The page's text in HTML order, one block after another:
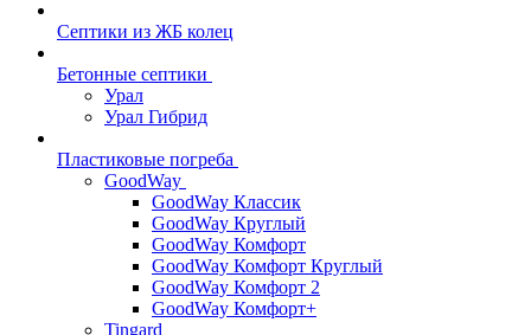
Септики из ЖБ колец
Бетонные септики
Урал
Урал Гибрид
Пластиковые погреба
GoodWay
GoodWay Классик
GoodWay Круглый
GoodWay Комфорт
GoodWay Комфорт Круглый
GoodWay Комфорт 2
GoodWay Комфорт+
Tingard